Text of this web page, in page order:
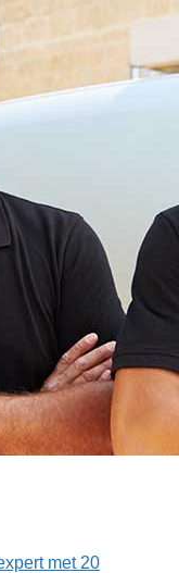
met 20